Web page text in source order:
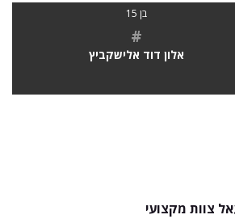
בן 15
#
אלון דוד אלישקביץ
צוות מקצועי